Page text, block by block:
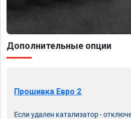
Дополнительные опции
Прошивка Евро 2
Если удален катализатор -